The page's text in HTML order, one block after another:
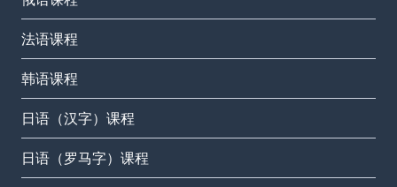
法语课程
韩语课程
日语（汉字）课程
日语（罗马字）课程